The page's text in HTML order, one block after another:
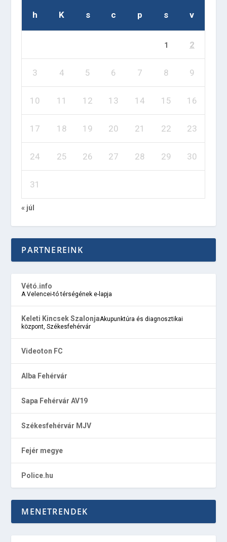
h K s c p s v
1 2
3 4 5 6 7 8 9
10 11 12 13 14 15 16
17 18 19 20 21 22 23
24 25 26 27 28 29 30
31
« júl
PARTNEREINK
Vétó.info
A Velencei-tó térségének e-lapja
Keleti Kincsek SzalonjaAkupunktúra és diagnosztikai
központ, Székesfehérvár
Videoton FC
Alba Fehérvár
Sapa Fehérvár AV19
Székesfehérvár MJV
Fejér megye
Police.hu
MENETRENDEK